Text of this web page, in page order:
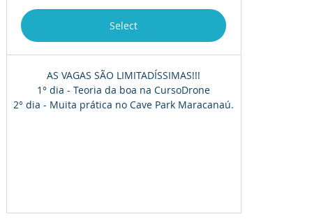
Select
AS VAGAS SÃO LIMITADÍSSIMAS!!!
1° dia - Teoria da boa na CursoDrone
2° dia - Muita prática no Cave Park Maracanaú.